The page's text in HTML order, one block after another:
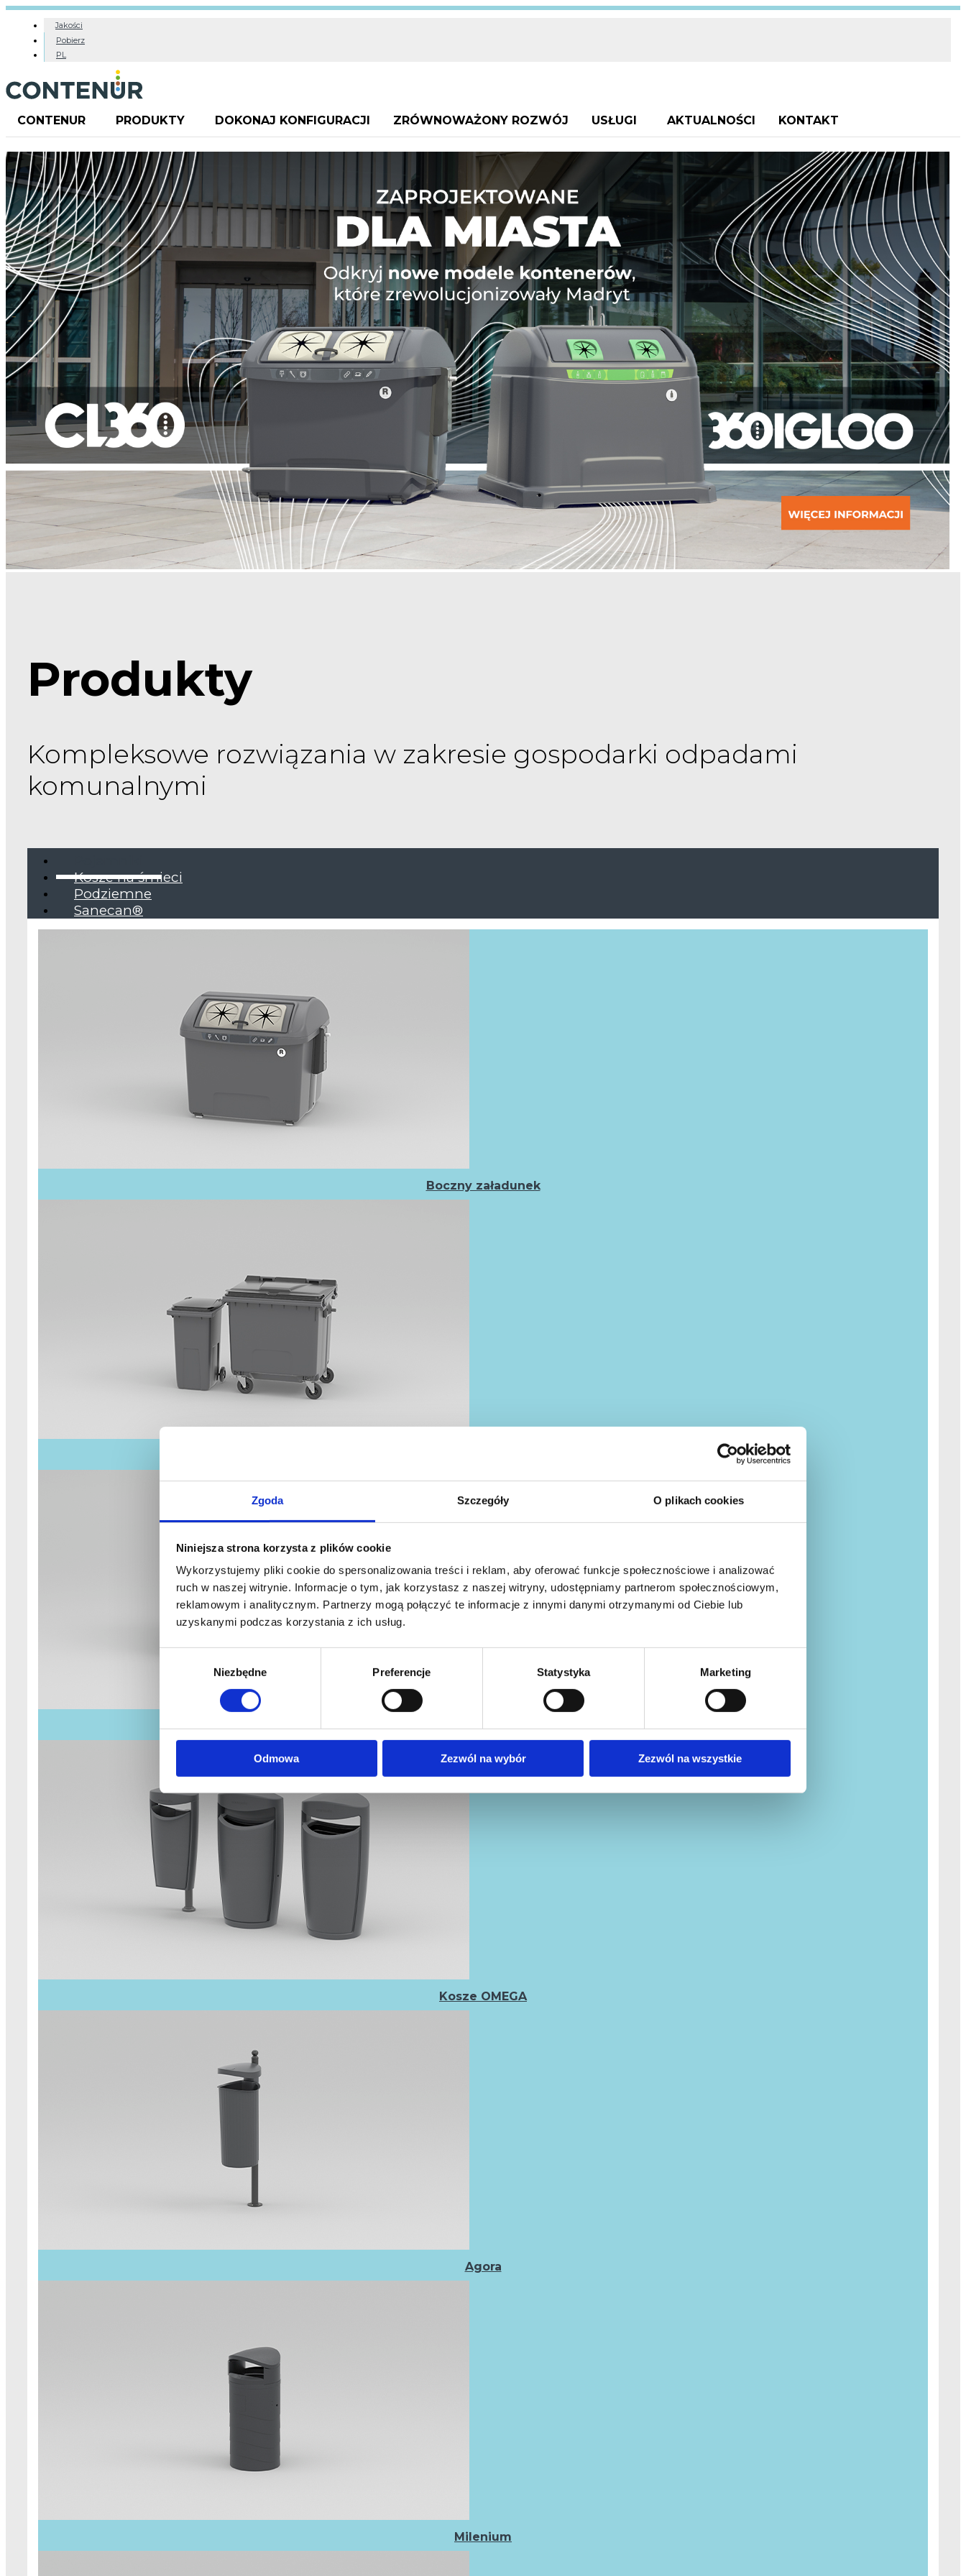
Zgoda Szczegóły O plikach cookies
Niniejsza strona korzysta z plików cookie
Wykorzystujemy pliki cookie do spersonalizowania treści i reklam, aby oferować funkcje społecznościowe i analizować
ruch w naszej witrynie. Informacje o tym, jak korzystasz z naszej witryny, udostępniamy partnerom społecznościowym,
reklamowym i analitycznym. Partnerzy mogą połączyć te informacje z innymi danymi otrzymanymi od Ciebie lub
uzyskanymi podczas korzystania z ich usług.
Niezbędne Preferencje Statystyka Marketing
Odmowa Zezwól na wybór Zezwól na wszystkie
Jakości
Pobierz
PL
CONTENUR PRODUKTY DOKONAJ KONFIGURACJI ZRÓWNOWAŻONY ROZWÓJ USŁUGI AKTUALNOŚCI KONTAKT
Produkty
Kompleksowe rozwiązania w zakresie gospodarki odpadami
komunalnymi
Kosze na śmieci
Podziemne
Sanecan®
Boczny załadunek
Rozładunek HD
Kosze OMEGA
Agora
Milenium